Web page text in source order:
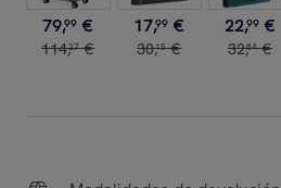
79,99 €
114,27 €
17,99 €
30,15 €
22,99 €
32,84 €